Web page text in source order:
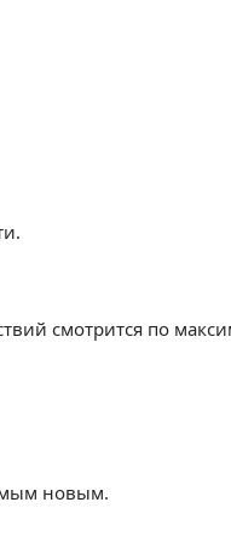
смотрится по
новым.